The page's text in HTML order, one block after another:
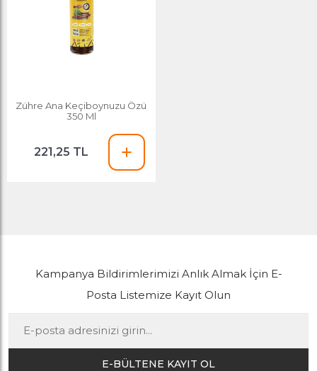
Zühre Ana Keçiboynuzu Özü
350 Ml
221,25 TL
Kampanya Bildirimlerimizi Anlık Almak İçin E-
Posta Listemize Kayıt Olun
E-BÜLTENE KAYIT OL